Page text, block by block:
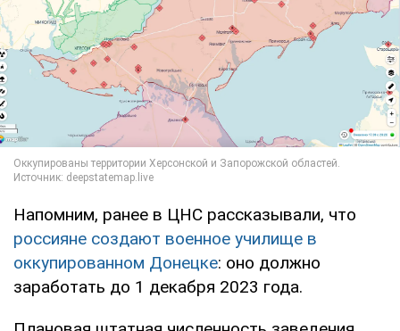
Напомним, ранее в ЦНС рассказывали, что
россияне создают военное училище в
оккупированном Донецке: оно должно
заработать до 1 декабря 2023 года.